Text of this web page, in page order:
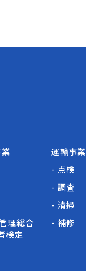
理総合
検定
運輸事業
- 点検
- 調査
- 清掃
- 補修